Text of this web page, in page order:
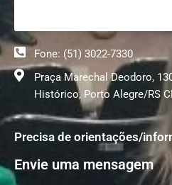
Fone: (51) 3022-7330
Praça Marechal Deodoro,
Histórico, Porto Alegre/RS
Precisa de orientações/
Envie uma mensagem